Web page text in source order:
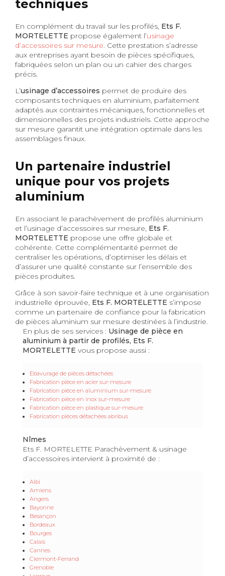
techniques
En complément du travail sur les profilés, Ets F.
MORTELETTE propose également l’usinage
d’accessoires sur mesure. Cette prestation s’adresse
aux entreprises ayant besoin de pièces spécifiques,
fabriquées selon un plan ou un cahier des charges
précis.
L’usinage d’accessoires permet de produire des
composants techniques en aluminium, parfaitement
adaptés aux contraintes mécaniques, fonctionnelles et
dimensionnelles des projets industriels. Cette approche
sur mesure garantit une intégration optimale dans les
assemblages finaux.
Un partenaire industriel
unique pour vos projets
aluminium
En associant le parachèvement de profilés aluminium
et l’usinage d’accessoires sur mesure, Ets F.
MORTELETTE propose une offre globale et
cohérente. Cette complémentarité permet de
centraliser les opérations, d’optimiser les délais et
d’assurer une qualité constante sur l’ensemble des
pièces produites.
Grâce à son savoir-faire technique et à une organisation
industrielle éprouvée, Ets F. MORTELETTE s’impose
comme un partenaire de confiance pour la fabrication
de pièces aluminium sur mesure destinées à l’industrie.
En plus de ses services : Usinage de pièce en
aluminium à partir de profilés, Ets F.
MORTELETTE vous propose aussi :
Ebavurage de pièces détachées
Fabrication pièce en acier sur-mesure
Fabrication pièce en aluminium sur-mesure
Fabrication pièce en inox sur-mesure
Fabrication pièce en plastique sur-mesure
Fabrication pièces détachées abribus
Nîmes
Ets F. MORTELETTE Parachèvement & usinage
d’accessoires intervient à proximité de :
Albi
Amiens
Angers
Bayonne
Besançon
Bordeaux
Bourges
Calais
Cannes
Clermont-Ferrand
Grenoble